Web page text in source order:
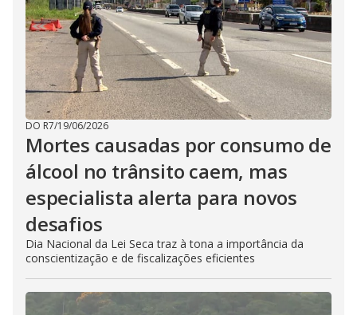
DO R7/19/06/2026
Mortes causadas por consumo de
álcool no trânsito caem, mas
especialista alerta para novos
desafios
Dia Nacional da Lei Seca traz à tona a importância da
conscientização e de fiscalizações eficientes